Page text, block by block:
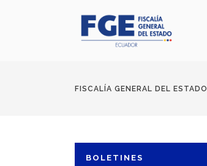
FISCALÍA GENERAL DEL ESTADO
BOLETINES